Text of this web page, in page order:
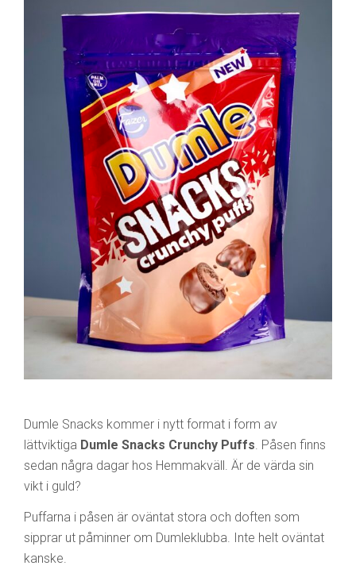
Dumle Snacks kommer i nytt format i form av
lättviktiga Dumle Snacks Crunchy Puffs. Påsen finns
sedan några dagar hos Hemmakväll. Är de värda sin
vikt i guld?
Puffarna i påsen är oväntat stora och doften som
sipprar ut påminner om Dumleklubba. Inte helt oväntat
kanske.